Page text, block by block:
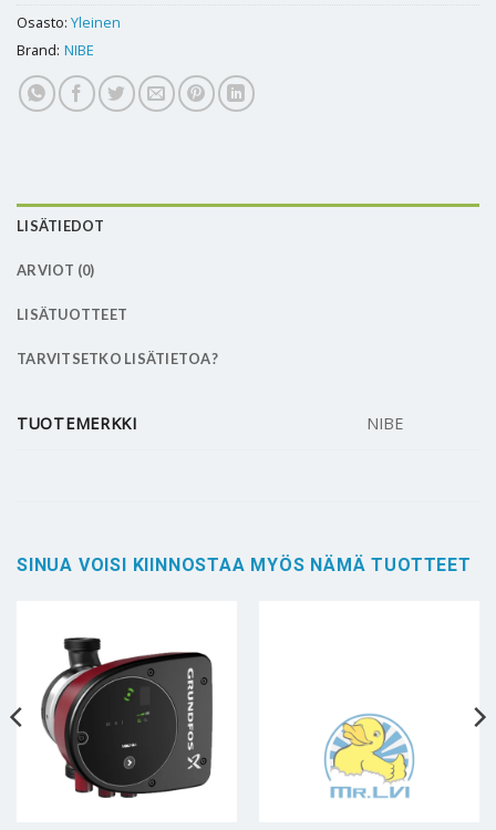
Osasto: Yleinen
Brand: NIBE
LISÄTIEDOT
ARVIOT (0)
LISÄTUOTTEET
TARVITSETKO LISÄTIETOA?
TUOTEMERKKI NIBE
SINUA VOISI KIINNOSTAA MYÖS NÄMÄ TUOTTEET